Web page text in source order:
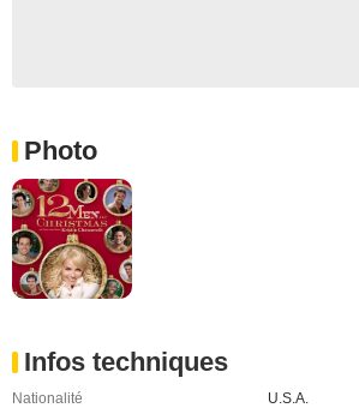
Photo
Infos techniques
Nationalité
U.S.A.